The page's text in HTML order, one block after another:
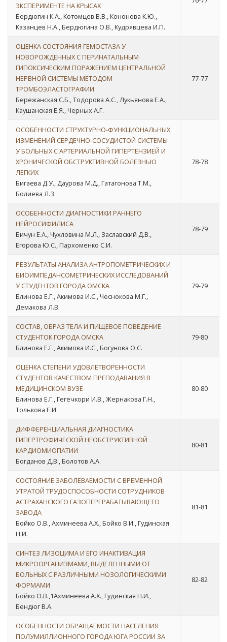
ЭКСПЕРИМЕНТЕ НА КРЫСАХ
Бердюгин К.А., Котомцев В.В., Кононова К.Ю.,
Казанцев Н.А., Бердюгина О.В., Кудрявцева И.П.
ОЦЕНКА СОСТОЯНИЯ ГЕМОСТАЗА У
НОВОРОЖДЕННЫХ С ПЕРИНАТАЛЬНЫМ
ГИПОКСИЧЕСКИМ ПОРАЖЕНИЕМ ЦЕНТРАЛЬНОЙ
НЕРВНОЙ СИСТЕМЫ МЕТОДОМ
ТРОМБОЭЛАСТОГРАФИИ
Бережанская С.Б., Тодорова А.С., Лукьянова Е.А.,
Каушанская Е.Я., Черных А.Г.
77-77
ОСОБЕННОСТИ СТРУКТУРНО-ФУНКЦИОНАЛЬНЫХ
ИЗМЕНЕНИЙ СЕРДЕЧНО-СОСУДИСТОЙ СИСТЕМЫ
У БОЛЬНЫХ С АРТЕРИАЛЬНОЙ ГИПЕРТЕНЗИЕЙ И
ХРОНИЧЕСКОЙ ОБСТРУКТИВНОЙ БОЛЕЗНЬЮ
ЛЕГКИХ
Бигаева Д.У., Даурова М.Д., Гатагонова Т.М.,
Болиева Л.З.
78-78
ОСОБЕННОСТИ ДИАГНОСТИКИ РАННЕГО
НЕЙРОСИФИЛИСА
Бичун Е.А., Чухловина М.Л., Заславский Д.В.,
Егорова Ю.С., Пархоменко С.И.
78-79
РЕЗУЛЬТАТЫ АНАЛИЗА АНТРОПОМЕТРИЧЕСКИХ И
БИОИМПЕДАНСОМЕТРИЧЕСКИХ ИССЛЕДОВАНИЙ
У СТУДЕНТОВ ГОРОДА ОМСКА
Блинова Е.Г., Акимова И.С., Чеснокова М.Г.,
Демакова Л.В.
79-79
СОСТАВ, ОБРАЗ ТЕЛА И ПИЩЕВОЕ ПОВЕДЕНИЕ
СТУДЕНТОК ГОРОДА ОМСКА
Блинова Е.Г., Акимова И.С., Богунова О.С.
79-80
ОЦЕНКА СТЕПЕНИ УДОВЛЕТВОРЕННОСТИ
СТУДЕНТОВ КАЧЕСТВОМ ПРЕПОДАВАНИЯ В
МЕДИЦИНСКОМ ВУЗЕ
Блинова Е.Г., Гегечкори И.В., Жернакова Г.Н.,
Толькова Е.И.
80-80
ДИФФЕРЕНЦИАЛЬНАЯ ДИАГНОСТИКА
ГИПЕРТРОФИЧЕСКОЙ НЕОБСТРУКТИВНОЙ
КАРДИОМИОПАТИИ
Богданов Д.В., Болотов А.А.
80-81
СОСТОЯНИЕ ЗАБОЛЕВАЕМОСТИ С ВРЕМЕННОЙ
УТРАТОЙ ТРУДОСПОСОБНОСТИ СОТРУДНИКОВ
АСТРАХАНСКОГО ГАЗОПЕРЕРАБАТЫВАЮЩЕГО
ЗАВОДА
Бойко О.В., Ахминеева А.Х., Бойко В.И., Гудинская
Н.И.
81-81
СИНТЕЗ ЛИЗОЦИМА И ЕГО ИНАКТИВАЦИЯ
МИКРООРГАНИЗМАМИ, ВЫДЕЛЕННЫМИ ОТ
БОЛЬНЫХ С РАЗЛИЧНЫМИ НОЗОЛОГИЧЕСКИМИ
ФОРМАМИ
Бойко О.В.,1Ахминеева А.Х., Гудинская Н.И.,
Бендюг В.А.
82-82
ОСОБЕННОСТИ ОБРАЩАЕМОСТИ НАСЕЛЕНИЯ
ПОЛУМИЛЛИОННОГО ГОРОДА ЮГА РОССИИ ЗА